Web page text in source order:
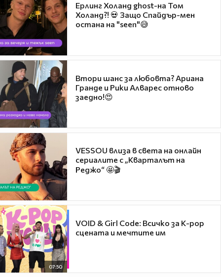
Ерлинг Холанд ghost-на Том
Холанд?! 💀 Защо Спайдър-мен
остана на "seen"😅
Втори шанс за любовта? Ариана
Гранде и Рики Алварес отново
заедно!😍
VESSOU влиза в света на онлайн
сериалите с „Кварталът на
Реджо“ 🤩🎬
07:50
VOID & Girl Code: Всичко за K-pop
сцената и мечтите им